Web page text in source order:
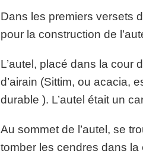
Dans les premiers versets
pour la construction de
L’autel, placé dans la cour
d’airain (Sittim, ou acacia,
durable ). L’autel était un
Au sommet de l’autel, se
tomber les cendres dans